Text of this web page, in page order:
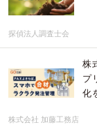
探偵法人調査士会
株
プ
化
株式会社 加藤工務店